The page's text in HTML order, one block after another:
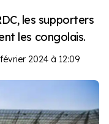
les supporters
les congolais.
2024 à 12:09